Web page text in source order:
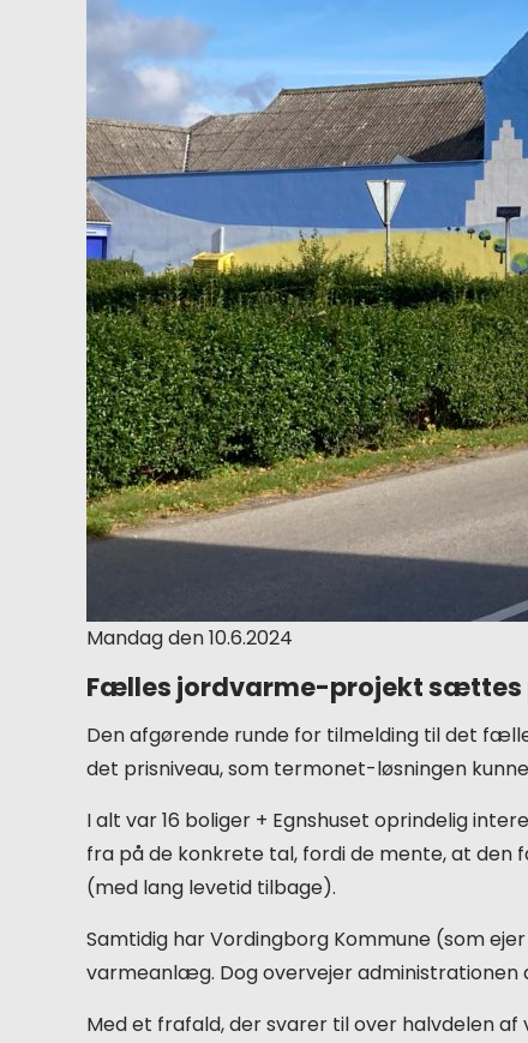
Mandag den 10.6.2024
Fælles jordvarme-projekt sættes
Den afgørende runde for tilmelding til det
det prisniveau, som termonet-løsningen
I alt var 16 boliger + Egnshuset oprindelig
fra på de konkrete tal, fordi de mente, at den
(med lang levetid tilbage).
Samtidig har Vordingborg Kommune (som
varmeanlæg. Dog overvejer
Med et frafald, der svarer til over halvdelen